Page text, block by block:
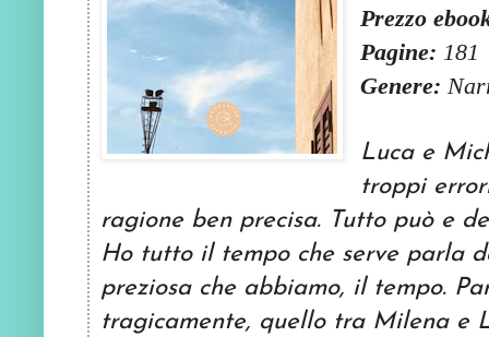
Prezzo
Pagine: 181
Genere:
Luca e
troppi
ragione ben precisa. Tutto può e
Ho tutto il tempo che serve parla
preziosa che abbiamo, il tempo.
tragicamente, quello tra Milena e